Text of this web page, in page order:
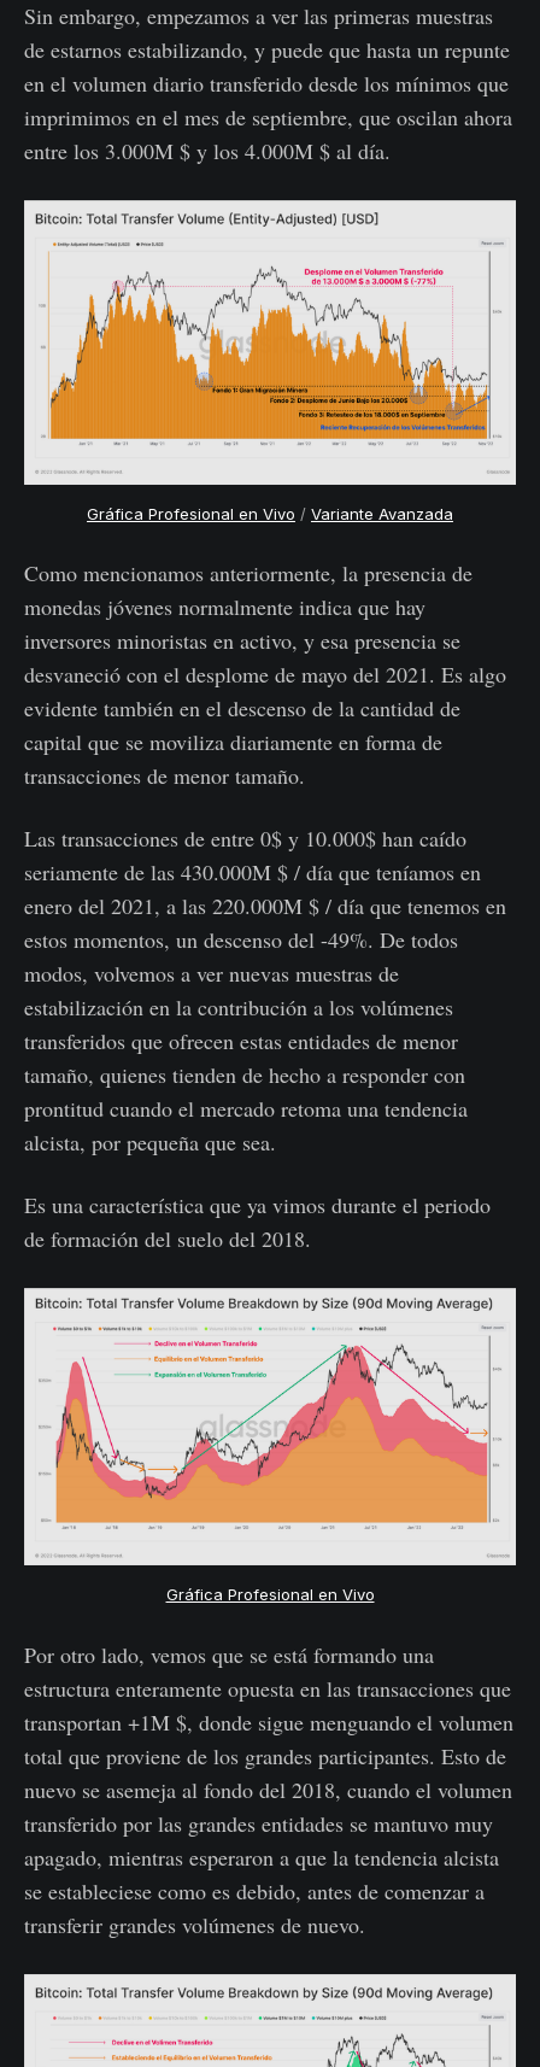
Sin embargo, empezamos a ver las primeras muestras
de estarnos estabilizando, y puede que hasta un repunte
en el volumen diario transferido desde los mínimos que
imprimimos en el mes de septiembre, que oscilan ahora
entre los 3.000M $ y los 4.000M $ al día.
Gráfica Profesional en Vivo / Variante Avanzada
Como mencionamos anteriormente, la presencia de
monedas jóvenes normalmente indica que hay
inversores minoristas en activo, y esa presencia se
desvaneció con el desplome de mayo del 2021. Es algo
evidente también en el descenso de la cantidad de
capital que se moviliza diariamente en forma de
transacciones de menor tamaño.
Las transacciones de entre 0$ y 10.000$ han caído
seriamente de las 430.000M $ / día que teníamos en
enero del 2021, a las 220.000M $ / día que tenemos en
estos momentos, un descenso del -49%. De todos
modos, volvemos a ver nuevas muestras de
estabilización en la contribución a los volúmenes
transferidos que ofrecen estas entidades de menor
tamaño, quienes tienden de hecho a responder con
prontitud cuando el mercado retoma una tendencia
alcista, por pequeña que sea.
Es una característica que ya vimos durante el periodo
de formación del suelo del 2018.
Gráfica Profesional en Vivo
Por otro lado, vemos que se está formando una
estructura enteramente opuesta en las transacciones que
transportan +1M $, donde sigue menguando el volumen
total que proviene de los grandes participantes. Esto de
nuevo se asemeja al fondo del 2018, cuando el volumen
transferido por las grandes entidades se mantuvo muy
apagado, mientras esperaron a que la tendencia alcista
se estableciese como es debido, antes de comenzar a
transferir grandes volúmenes de nuevo.